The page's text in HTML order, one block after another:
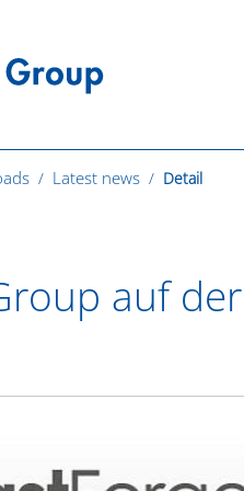
Latest news Detail
auf